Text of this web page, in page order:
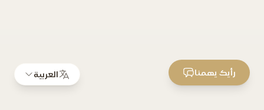
العربية رأيك يهمنا